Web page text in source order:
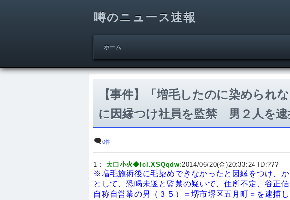
噂のニュース速報
ホーム
【事件】「増毛したのに染められ
に因縁つけ社員を監禁 男２人を
0件
1：大口小火◆lol.XSQqdw:2014/06/20(金)20:33:24 ID:???
※増毛施術後に毛染めできなかったと因縁をつけ、
として、恐喝未遂と監禁の疑いで、住所不定、谷正
自称自営業の男（３５）＝堺市堺区五月町＝を逮捕し